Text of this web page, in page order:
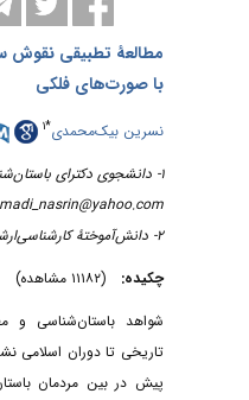
مطالعۀ تطبیقی نقوش
با صورت‌های فلکی
نسرین بیک‌محمدی
چکیده:
شواهد باستان‌شناسی و
تاریخی تا دوران اسلامی
پیش در بین مردمان